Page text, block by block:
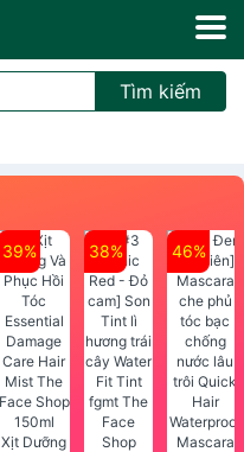
Tìm kiếm
39%
Xịt Dưỡng
38% 46%